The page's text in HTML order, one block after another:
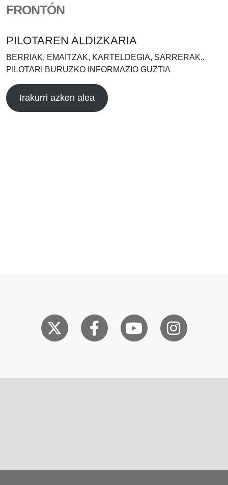
FRONTÓN
PILOTAREN ALDIZKARIA
BERRIAK, EMAITZAK, KARTELDEGIA, SARRERAK..
PILOTARI BURUZKO INFORMAZIO GUZTIA
Irakurri azken alea